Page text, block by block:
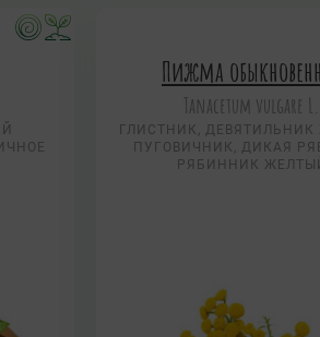
Пижма
Tanacetum vulgare L.
ГЛИСТНИК, ДЕВЯТИЛЬНИК
ПУГОВИЧНИК, ДИКАЯ
РЯБИННИК